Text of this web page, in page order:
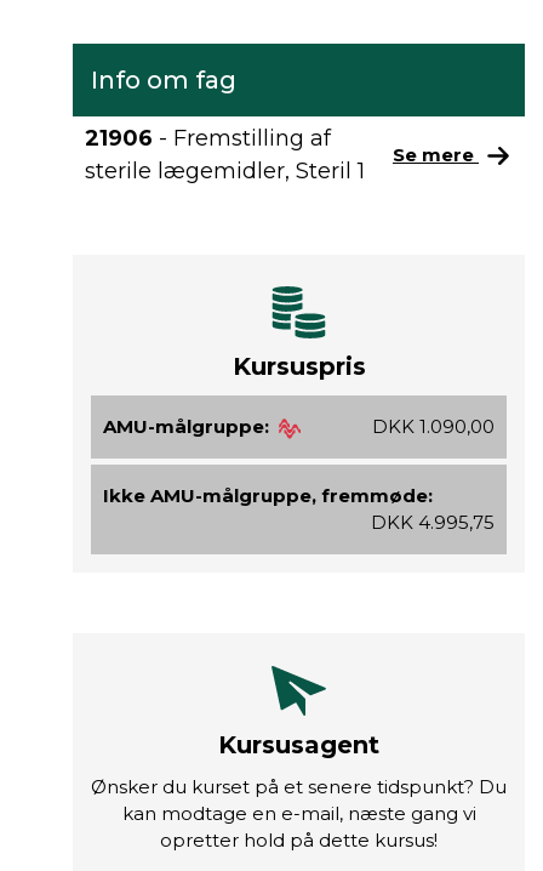
Info om fag
21906 - Fremstilling af
sterile lægemidler, Steril 1
Se mere
Kursuspris
AMU-målgruppe: DKK 1.090,00
Ikke AMU-målgruppe, fremmøde:
DKK 4.995,75
Kursusagent
Ønsker du kurset på et senere tidspunkt? Du
kan modtage en e-mail, næste gang vi
opretter hold på dette kursus!